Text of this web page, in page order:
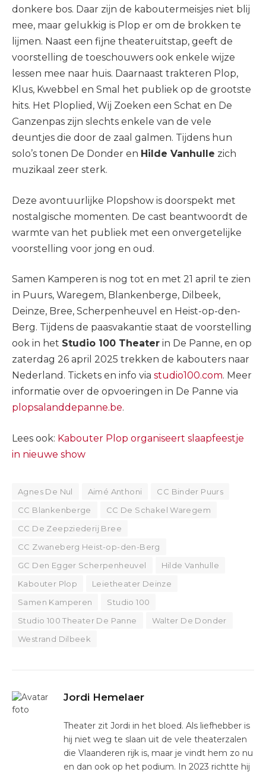
donkere bos. Daar zijn de kaboutermeisjes niet blij
mee, maar gelukkig is Plop er om de brokken te
lijmen. Naast een fijne theateruitstap, geeft de
voorstelling de toeschouwers ook enkele wijze
lessen mee naar huis. Daarnaast trakteren Plop,
Klus, Kwebbel en Smal het publiek op de grootste
hits. Het Ploplied, Wij Zoeken een Schat en De
Ganzenpas zijn slechts enkele van de vele
deuntjes die door de zaal galmen. Tijdens hun
solo’s tonen De Donder en Hilde Vanhulle zich
muzikaal zeer sterk.
Deze avontuurlijke Plopshow is doorspekt met
nostalgische momenten. De cast beantwoordt de
warmte van het publiek met een onvergetelijke
voorstelling voor jong en oud.
Samen Kamperen is nog tot en met 21 april te zien
in Puurs, Waregem, Blankenberge, Dilbeek,
Deinze, Bree, Scherpenheuvel en Heist-op-den-
Berg. Tijdens de paasvakantie staat de voorstelling
ook in het Studio 100 Theater in De Panne, en op
zaterdag 26 april 2025 trekken de kabouters naar
Nederland. Tickets en info via studio100.com. Meer
informatie over de opvoeringen in De Panne via
plopsalanddepanne.be.
Lees ook: Kabouter Plop organiseert slaapfeestje
in nieuwe show
Agnes De Nul Aimé Anthoni
CC Binder Puurs
CC Blankenberge
CC De Schakel Waregem
CC De Zeepziederij Bree
CC Zwaneberg Heist-op-den-Berg
GC Den Egger Scherpenheuvel
Hilde Vanhulle
Kabouter Plop
Leietheater Deinze
Samen Kamperen
Studio 100
Studio 100 Theater De Panne
Walter De Donder
Westrand Dilbeek
Jordi Hemelaer
Theater zit Jordi in het bloed. Als liefhebber is
hij niet weg te slaan uit de vele theaterzalen
die Vlaanderen rijk is, maar je vindt hem zo nu
en dan ook op het podium. In 2023 richtte hij